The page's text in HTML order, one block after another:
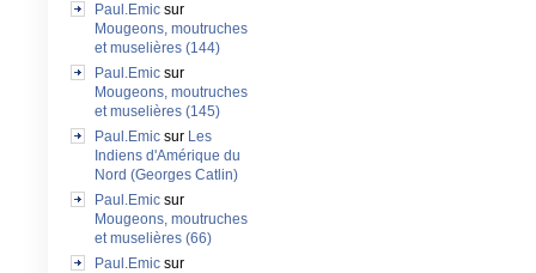
Paul.Emic sur
Mougeons, moutruches
et muselières (144)
Paul.Emic sur
Mougeons, moutruches
et muselières (145)
Paul.Emic sur Les
Indiens d'Amérique du
Nord (Georges Catlin)
Paul.Emic sur
Mougeons, moutruches
et muselières (66)
Paul.Emic sur